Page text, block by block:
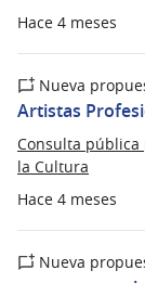
Hace 4 meses
Hace 4 meses
Nueva
Artistas
Consulta pública
la Cultura
Nueva